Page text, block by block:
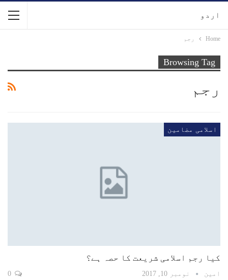
اردو
Home رجم
Browsing Tag
رجم
اسلامی مضامین
کیا رجم اسلامی شریعت کا حصہ ہے؟
امین نومبر 10, 2017